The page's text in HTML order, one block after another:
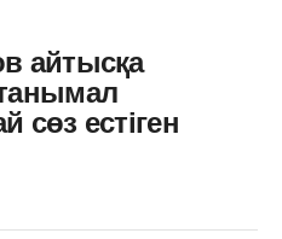
айтысқа
сөз естіген